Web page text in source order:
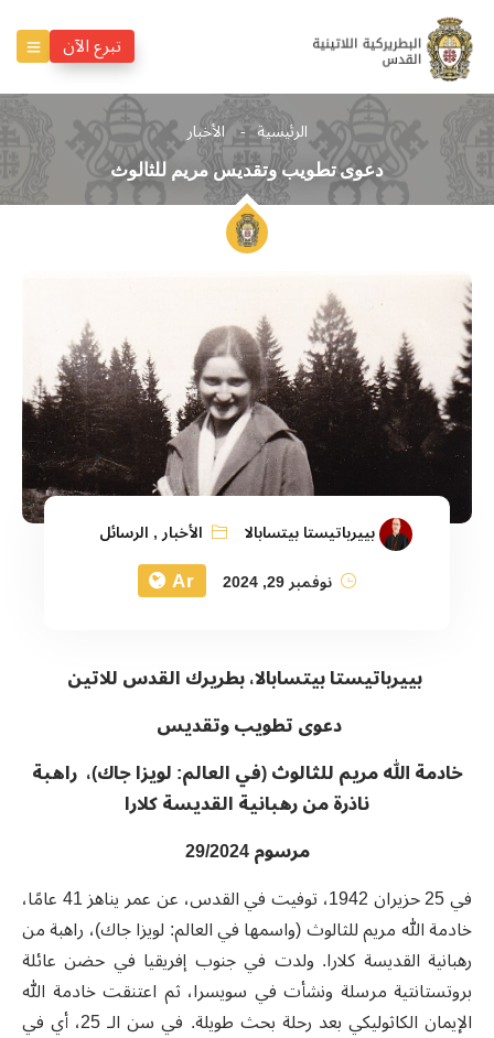
تبرع الآن
الرئيسية الأخبار
دعوى تطويب وتقديس مريم للثالوث
بييرباتيستا بيتسابالا الأخبار, الرسائل
نوفمبر 29, 2024
Ar
بييرباتيستا بيتسابالا، بطريرك القدس للاتين
دعوىتطويب وتقديس
خادمة اللهمريم للثالوث (في العالم: لويزا جاك)، راهبة
ناذرة من رهبانية القديسة كلارا
مرسوم 29/2024
في 25 حزيران 1942، توفيت في القدس، عن عمر يناهز 41 عامًا،
خادمة الله مريم للثالوث (واسمها في العالم: لويزا جاك)، راهبة من
رهبانية القديسة كلارا. ولدت في جنوب إفريقيا في حضن عائلة
بروتستانتية مرسلة ونشأت في سويسرا، ثم اعتنقت خادمة الله
الإيمان الكاثوليكي بعد رحلة بحث طويلة. في سن الـ 25، أي في